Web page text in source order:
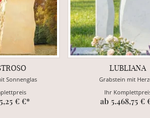
Sonnenglas
€ €*
LUBLIANA
Grabstein mit
Ihr
ab 5.468,75 €